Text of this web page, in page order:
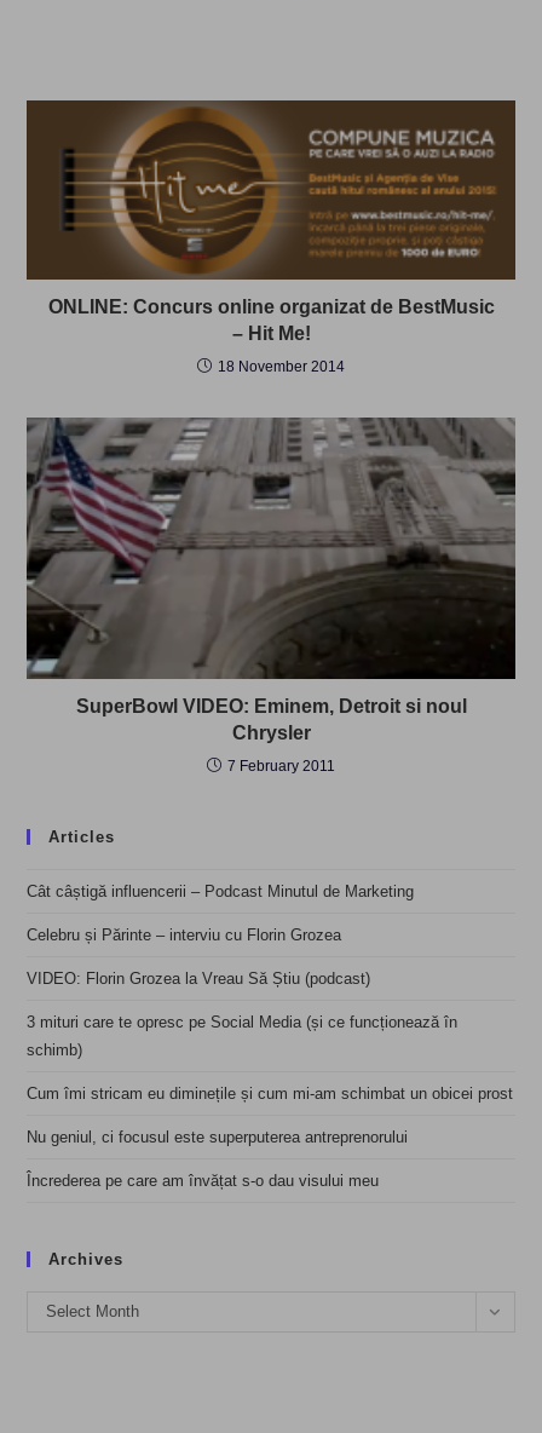
ONLINE: Concurs online organizat de BestMusic
– Hit Me!
18 November 2014
SuperBowl VIDEO: Eminem, Detroit si noul
Chrysler
7 February 2011
Articles
Cât câștigă influencerii – Podcast Minutul de Marketing
Celebru și Părinte – interviu cu Florin Grozea
VIDEO: Florin Grozea la Vreau Să Știu (podcast)
3 mituri care te opresc pe Social Media (și ce funcționează în
schimb)
Cum îmi stricam eu diminețile și cum mi-am schimbat un obicei prost
Nu geniul, ci focusul este superputerea antreprenorului
Încrederea pe care am învățat s-o dau visului meu
Archives
Archives
Select Month